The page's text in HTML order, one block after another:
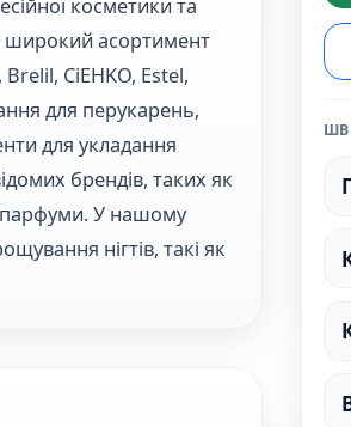
косметики та
широкий асортимент
CiEHKO, Estel,
для перукарень,
для укладання
брендів, таких як
парфуми. У нашому
нігтів, такі як